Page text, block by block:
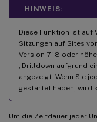
HINWEIS:
Diese Funktion ist auf
Sitzungen auf Sites
Version 7.18 oder
„Drilldown aufgrund
angezeigt. Wenn Sie
gestartet haben, wird
Um die Zeitdauer jeder